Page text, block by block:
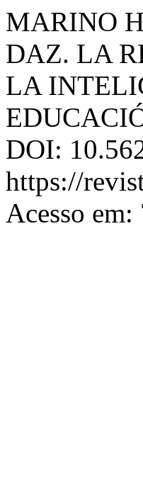
MARINO
DAZ. LA
LA
DOI:
https://
Acesso